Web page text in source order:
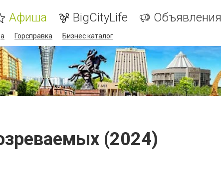
Афиша BigCityLife Объявления
Горсправка Бизнес каталог
(2024)